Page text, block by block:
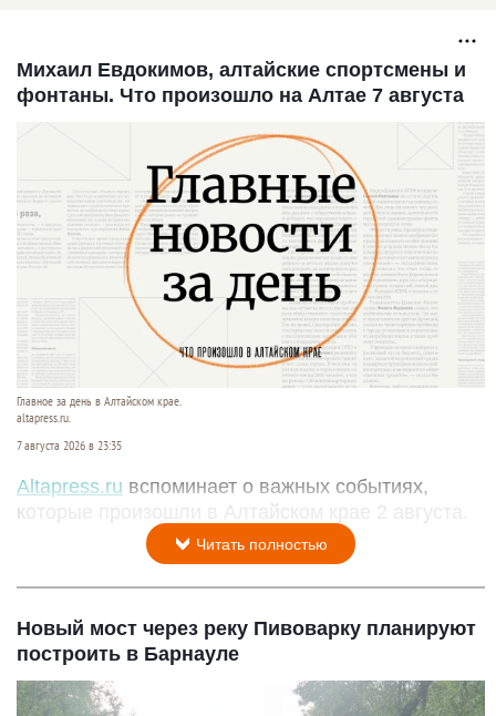
Михаил Евдокимов, алтайские спортсмены и
фонтаны. Что произошло на Алтае 7 августа
Главное за день в Алтайском крае.
altapress.ru.
7 августа 2026 в 23:35
Altapress.ru вспоминает о важных событиях,
которые произошли в Алтайском крае 2 августа.
Читать полностью
Новый мост через реку Пивоварку планируют
построить в Барнауле